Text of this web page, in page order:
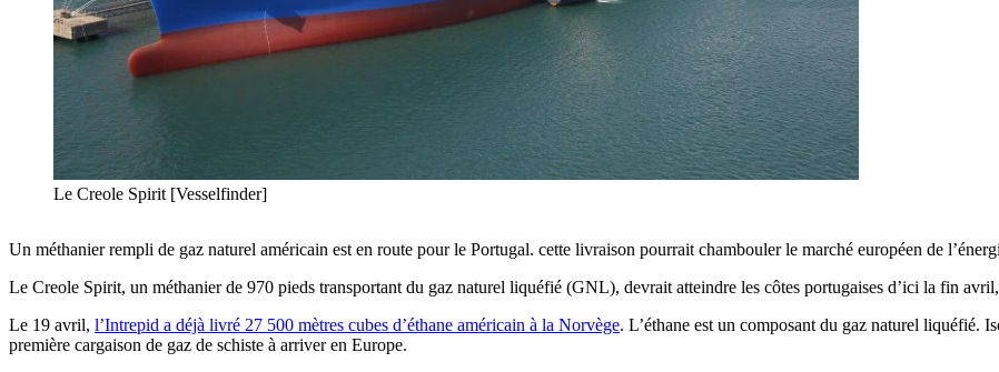
Le Creole Spirit [Vesselfinder]
Un méthanier rempli de gaz naturel américain est en route pour le Portugal. cette livraison pourrait chambouler le marché européen de
Le Creole Spirit, un méthanier de 970 pieds transportant du gaz naturel liquéfié (GNL), devrait atteindre les côtes portugaises d’ici la fin
Le 19 avril, l’Intrepid a déjà livré 27 500 mètres cubes d’éthane américain à la Norvège. L’éthane est un composant du gaz naturel liquéfié.
première cargaison de gaz de schiste à arriver en Europe.